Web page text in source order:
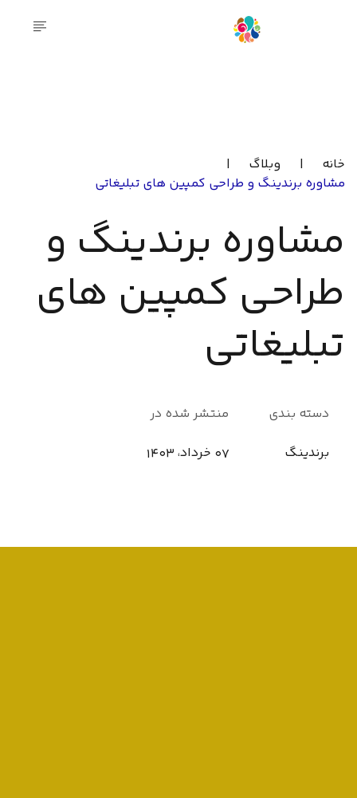
خانه | وبلاگ
|
مشاوره برندینگ و طراحی کمپین های تبلیغاتی
مشاوره برندینگ و
طراحی کمپین های
تبلیغاتی
دسته بندی
برندینگ
منتشر شده در
07 خرداد، 1403